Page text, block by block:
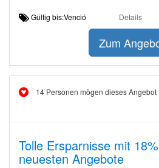
Gültig bis:Venció Details
Zum
14 Personen mögen dieses Angebot
Tolle Ersparnisse mit
neuesten Angebote